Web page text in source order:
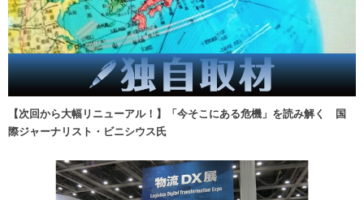
【次回から大幅リニューアル！】「今そこにある危機」を読み解く 国
際ジャーナリスト・ビニシウス氏